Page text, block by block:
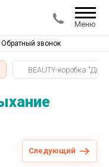
Меню
Обратный звонок
BEAUTY-коробка
Следующий